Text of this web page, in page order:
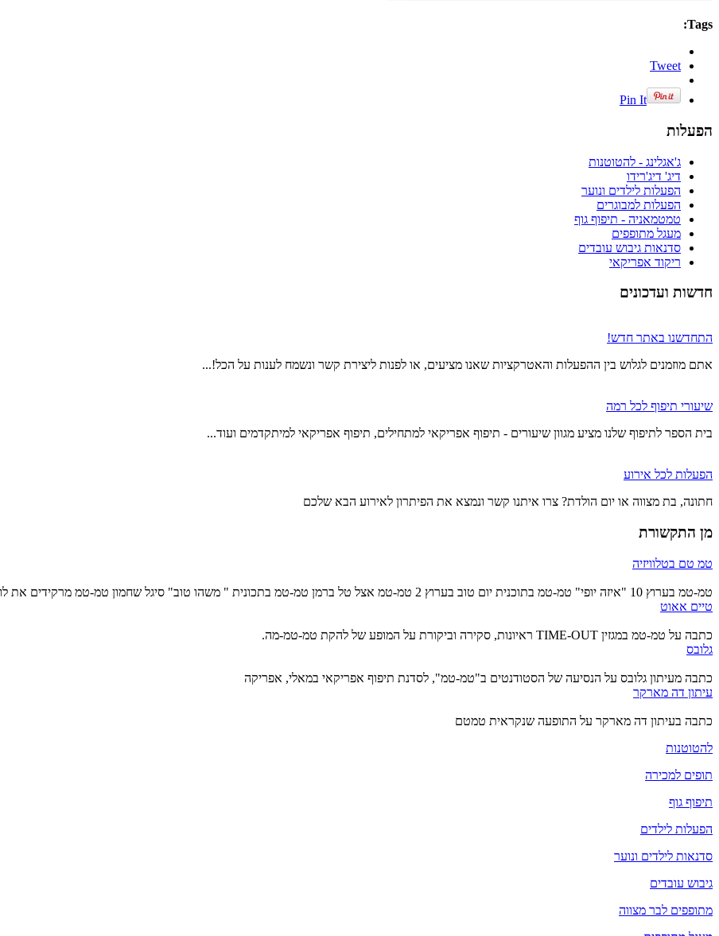
Tags:
Tweet
Pin It
הפעלות
ג'אגלינג - להטוטנות
דיג' דיג'רידו
הפעלות לילדים ונוער
הפעלות למבוגרים
טמטמאניה - תיפוף גוף
מעגל מתופפים
סדנאות גיבוש עובדים
ריקוד אפריקאי
חדשות ועדכונים
התחדשנו באתר חדש!
אתם מוזמנים לגלוש בין ההפעלות והאטרקציות שאנו מציעים, או לפנות ליצירת קשר ונשמח לענות על הכל!...
שיעורי תיפוף לכל רמה
בית הספר לתיפוף שלנו מציע מגוון שיעורים - תיפוף אפריקאי למתחילים, תיפוף אפריקאי למיתקדמים ועוד...
הפעלות לכל אירוע
חתונה, בת מצווה או יום הולדת? צרו איתנו קשר ונמצא את הפיתרון לאירוע הבא שלכם
מן התקשורת
טמ טם בטלוויזיה
טמ-טמ בערוץ 10 "איזה יופי" טמ-טמ בתוכנית יום טוב בערוץ 2 טמ-טמ אצל טל ברמן טמ-טמ בתכונית " משהו טוב" סיגל שחמון טמ-טמ מרקידים את לונדון...
טיים אאוט
כתבה על טמ-טמ במגזין TIME-OUT ראיונות, סקירה וביקורת על המופע של להקת טמ-טמ-מה.
גלובס
כתבה מעיתון גלובס על הנסיעה של הסטודנטים ב"טמ-טמ", לסדנת תיפוף אפריקאי במאלי, אפריקה
עיתון דה מארקר
כתבה בעיתון דה מארקר על התופעה שנקראית טמטם
להטוטנות
תופים למכירה
תיפוף גוף
הפעלות לילדים
סדנאות לילדים ונוער
גיבוש עובדים
מתופפים לבר מצווה